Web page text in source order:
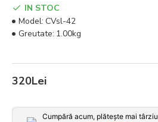
320Lei
IN STOC
Model: CVsl-42
Greutate: 1.00kg
Cumpără acum, plătește mai târziu